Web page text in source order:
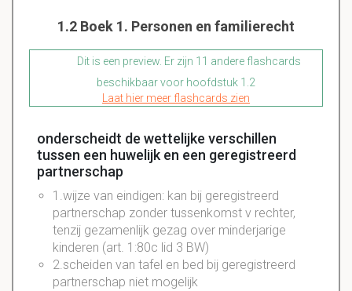
1.2 Boek 1. Personen en familierecht
Dit is een preview. Er zijn 11 andere flashcards
beschikbaar voor hoofdstuk 1.2
Laat hier meer flashcards zien
onderscheidt de wettelijke verschillen
tussen een huwelijk en een geregistreerd
partnerschap
1.wijze van eindigen: kan bij geregistreerd
partnerschap zonder tussenkomst v rechter,
tenzij gezamenlijk gezag over minderjarige
kinderen (art. 1:80c lid 3 BW)
2.scheiden van tafel en bed bij geregistreerd
partnerschap niet mogelijk